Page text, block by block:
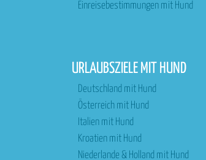
Einreisebestimmungen mit Hund
URLAUBSZIELE MIT HUND
Deutschland mit Hund
Österreich mit Hund
Italien mit Hund
Kroatien mit Hund
Niederlande & Holland mit Hund